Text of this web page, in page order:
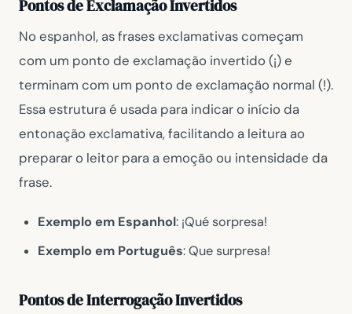
Pontos de Exclamação Invertidos
No espanhol, as frases exclamativas começam
com um ponto de exclamação invertido (¡) e
terminam com um ponto de exclamação normal (!).
Essa estrutura é usada para indicar o início da
entonação exclamativa, facilitando a leitura ao
preparar o leitor para a emoção ou intensidade da
frase.
Exemplo em Espanhol: ¡Qué sorpresa!
Exemplo em Português: Que surpresa!
Pontos de Interrogação Invertidos